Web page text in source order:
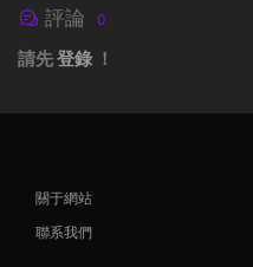
評論 0
請先登錄 ！
關于網站
聯系我們